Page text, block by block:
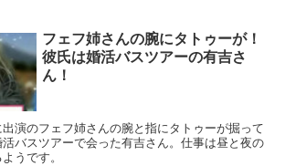
フェフ姉さんの腕にタトゥーが！
彼氏は婚活バスツアーの有吉さ
ん！
演のフェフ姉さんの腕と指にタトゥーが掘って
バスツアーで会った有吉さん。仕事は昼と夜の
うです。